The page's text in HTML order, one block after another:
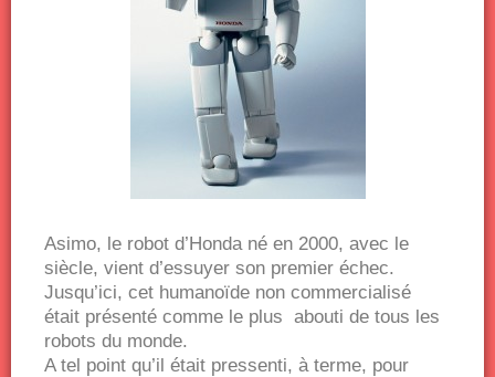
Asimo, le robot d’Honda né en 2000, avec le
siècle, vient d’essuyer son premier échec.
Jusqu’ici, cet humanoïde non commercialisé
était présenté comme le plus abouti de tous les
robots du monde.
A tel point qu’il était pressenti, à terme, pour